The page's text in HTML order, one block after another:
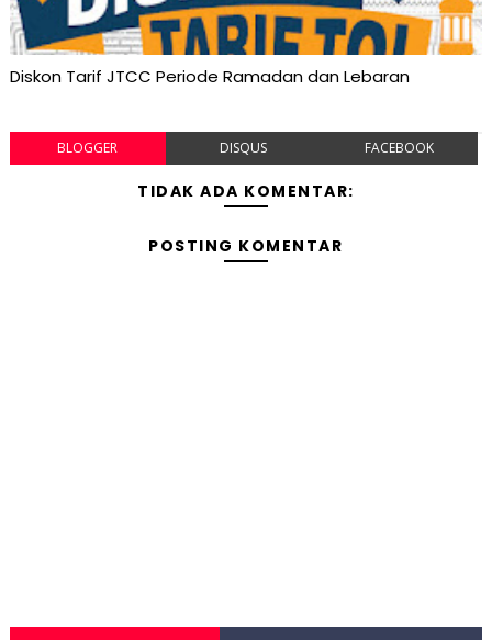
Diskon Tarif JTCC Periode Ramadan dan Lebaran
BLOGGER DISQUS FACEBOOK
TIDAK ADA KOMENTAR:
POSTING KOMENTAR